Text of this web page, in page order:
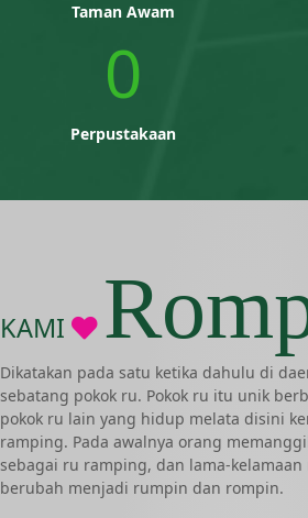
Taman Awam
0
Perpustakaan
KAMI
Dikatakan pada satu ketika dahulu di
sebatang pokok ru. Pokok ru itu unik
pokok ru lain yang hidup melata disini
ramping. Pada awalnya orang
sebagai ru ramping, dan lama-
berubah menjadi rumpin dan rompin.